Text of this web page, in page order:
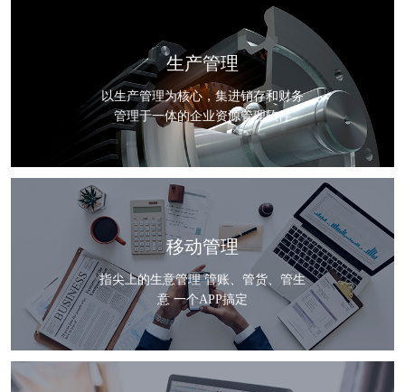
生产管理
以生产管理为核心，集进销存和财务
管理于一体的企业资源管理软件
移动管理
指尖上的生意管理 管账、管货、管生
意 一个APP搞定